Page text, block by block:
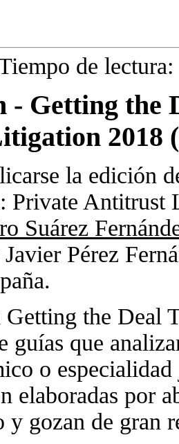
de
- Getting the
2018
la edición
Private Antitrust
Suárez
Pérez
the Deal
guías que
o
elaboradas por
y gozan de gran